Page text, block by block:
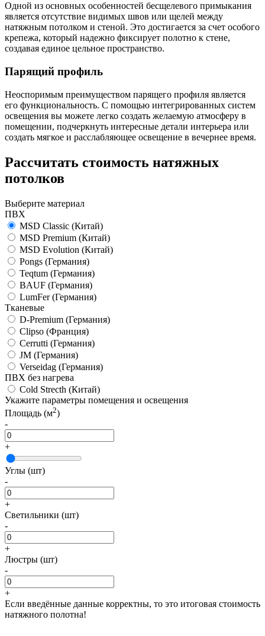
Одной из основных особенностей бесщелевого примыкания
является отсутствие видимых швов или щелей между
натяжным потолком и стеной. Это достигается за счет особого
крепежа, который надежно фиксирует полотно к стене,
создавая единое цельное пространство.
Парящий профиль
Неоспоримым преимуществом парящего профиля является
его функциональность. С помощью интегрированных систем
освещения вы можете легко создать желаемую атмосферу в
помещении, подчеркнуть интересные детали интерьера или
создать мягкое и расслабляющее освещение в вечернее время.
Рассчитать стоимость натяжных
потолков
Выберите материал
ПВХ
MSD Classic (Китай)
MSD Premium (Китай)
MSD Evolution (Китай)
Pongs (Германия)
Teqtum (Германия)
BAUF (Германия)
LumFer(Германия)
Тканевые
D-Premium (Германия)
Clipso (Франция)
Cerrutti (Германия)
JM (Германия)
Verseidag (Германия)
ПВХ без нагрева
Cold Strecth (Китай)
Укажите параметры помещения и освещения
Площадь (м2)
-
+
Углы (шт)
-
+
Светильники (шт)
-
+
Люстры (шт)
-
+
Если введённые данные корректны, то это итоговая стоимость
натяжного полотна!